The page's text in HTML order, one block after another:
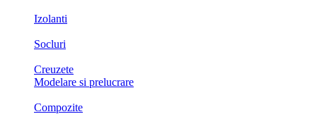
Izolanti
Socluri
Creuzete
Modelare si prelucrare
Compozite